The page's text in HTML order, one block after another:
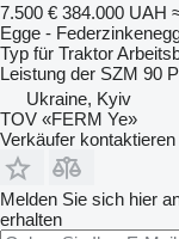
7.500 € 384.000 UAH
Egge -
Typ für Traktor
Leistung der SZM 90
Ukraine, Kyiv
TOV «FERM Ye»
Verkäufer kontaktieren
Melden Sie sich hier
erhalten